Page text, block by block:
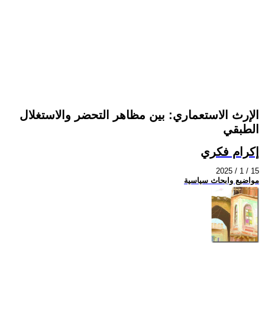
الإرث الاستعماري: بين مظاهر التحضر والاستغلال
الطبقي
إكرام فكري
2025 / 1 / 15
مواضيع وابحاث سياسية